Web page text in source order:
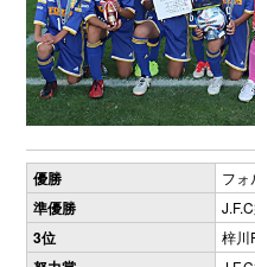
優勝 フォ
準優勝
3位 梓川